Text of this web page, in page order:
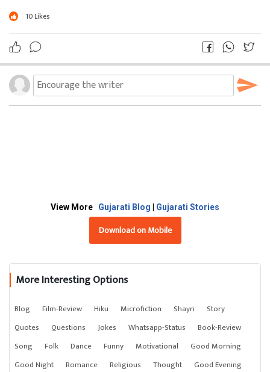
10Likes
View More Gujarati Blog Gujarati Stories
Download on Mobile
More Interesting Options
Blog Film-Review Hiku Microfiction Shayri
Story
Quotes
Questions Jokes Whatsapp-Status
Book-Review
Song
Folk Dance Funny Motivational
Good Morning
Good Night
Romance Religious Thought
Good Evening